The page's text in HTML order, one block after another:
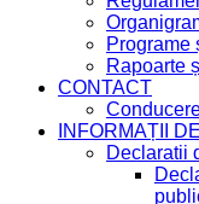
Programe
Rapoarte
CONTACT
INFORMAȚII
Declaratii